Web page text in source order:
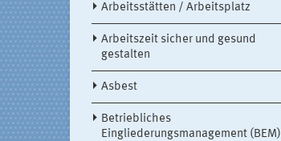
Arbeitsstätten / Arbeitsplatz
Arbeitszeit sicher und gesund
gestalten
Asbest
Betriebliches
Eingliederungsmanagement (BEM)